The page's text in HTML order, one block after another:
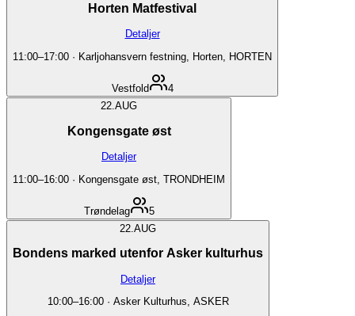
Horten Matfestival
Detaljer
11:00–17:00 · Karljohansvern festning, Horten, HORTEN
Vestfold
4
22.AUG
Kongensgate øst
Detaljer
11:00–16:00 · Kongensgate øst, TRONDHEIM
Trøndelag
5
22. AUG
Bondens marked utenfor Asker kulturhus
Detaljer
10:00–16:00· Asker Kulturhus, ASKER